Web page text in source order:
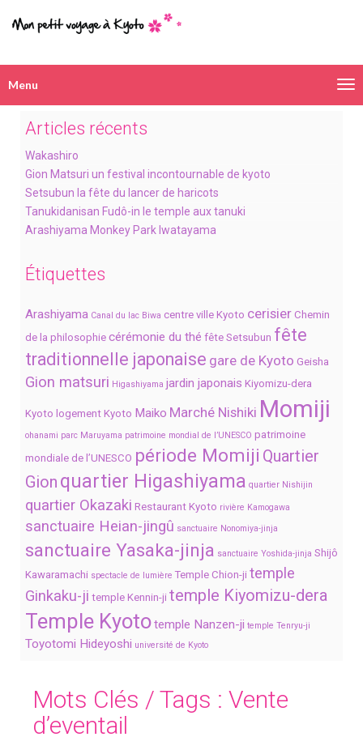
Menu
Articles récents
Wakashiro
Gion Matsuri un festival incontournable de kyoto
Setsubun la fête du lancer de haricots
Tanukidanisan Fudô-in le temple aux tanuki
Arashiyama Monkey Park Iwatayama
Étiquettes
Arashiyama Canal du lac Biwa centre ville Kyoto cerisier Chemin
de la philosophie cérémonie du thé fête Setsubun fête
traditionnelle japonaise gare de Kyoto Geisha
Gion matsuri Higashiyama jardin japonais Kiyomizu-dera
Kyoto logement Kyoto Maiko Marché Nishiki Momiji
ohanami parc Maruyama patrimoine mondial de l’UNESCO patrimoine
mondiale de l’UNESCO période Momiji Quartier
Gion quartier Higashiyama quartier Nishijin
quartier Okazaki Restaurant Kyoto rivière Kamogawa
sanctuaire Heian-jingû sanctuaire Nonomiya-jinja
sanctuaire Yasaka-jinja sanctuaire Yoshida-jinja Shijô
Kawaramachi spectacle de lumière Temple Chion-ji temple
Ginkaku-ji temple Kennin-ji temple Kiyomizu-dera
Temple Kyototemple Nanzen-ji temple Tenryu-ji
Toyotomi Hideyoshi université de Kyoto
Mots Clés / Tags : Vente
d’eventail